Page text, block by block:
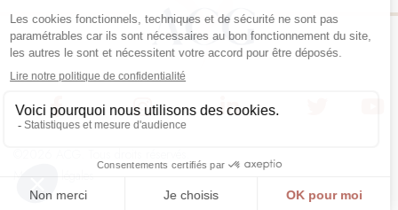
Mentions légales